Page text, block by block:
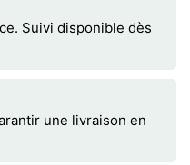
Suivi disponible dès
une livraison en